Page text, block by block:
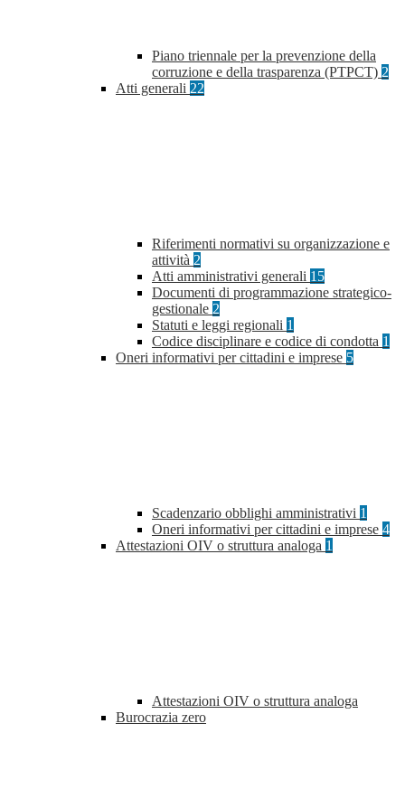
Piano triennale per la prevenzione della
corruzione e della trasparenza (PTPCT) 2
Atti generali 22
Riferimenti normativi su organizzazione e
attività 2
Atti amministrativi generali 15
Documenti di programmazione strategico-
gestionale 2
Statuti e leggi regionali 1
Codice disciplinare e codice di condotta 1
Oneri informativi per cittadini e imprese 5
Scadenzario obblighi amministrativi 1
Oneri informativi per cittadini e imprese 4
Attestazioni OIV o struttura analoga 1
Attestazioni OIV o struttura analoga
Burocrazia zero